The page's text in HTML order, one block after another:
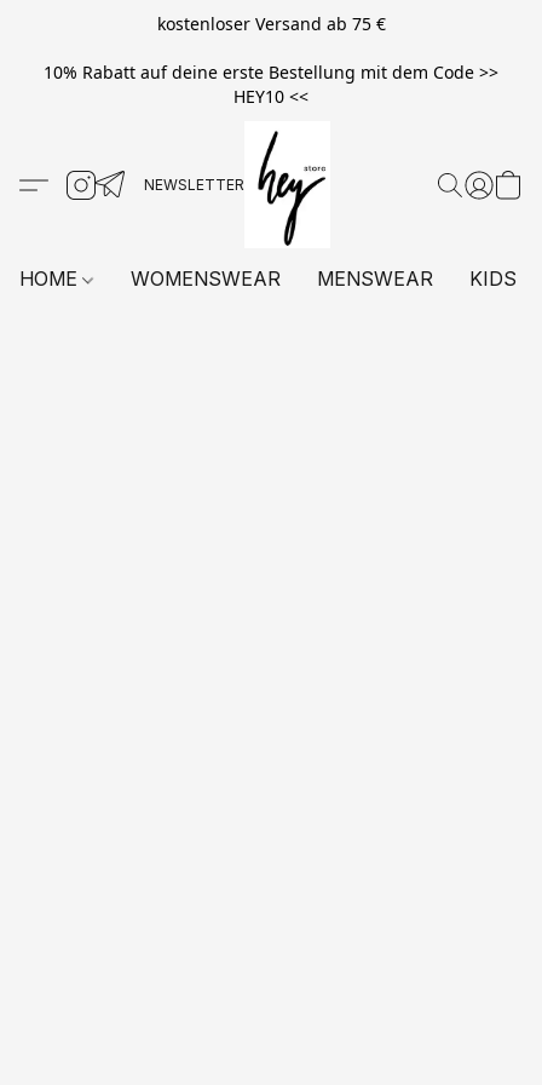
kostenloser Versand ab 75 €
10% Rabatt auf deine erste Bestellung mit dem Code >>
HEY10 <<
HOME WOMENSWEAR MENSWEAR KIDS